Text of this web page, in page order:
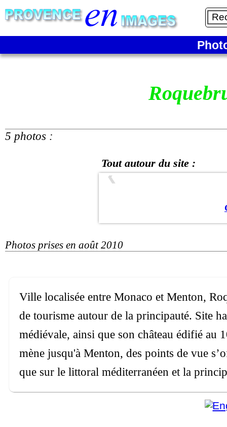
5 photos :
Tout autour du site :
❮
Photos prises en août 2010
Ville localisée entre Monaco et Menton,
de tourisme autour de la principauté. Site
médiévale, ainsi que son château édifié au
mène jusqu'à Menton, des points de vue
que sur le littoral méditerranéen et la